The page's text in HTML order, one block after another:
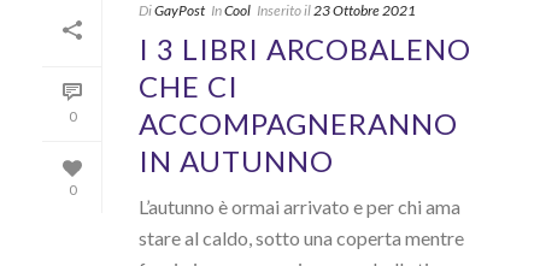
0
0
DiGayPost InCool Inserito il23 Ottobre 2021
I 3 LIBRI ARCOBALENO
CHE CI
ACCOMPAGNERANNO
IN AUTUNNO
L’autunno è ormai arrivato e per chi ama
stare al caldo, sotto una coperta mentre